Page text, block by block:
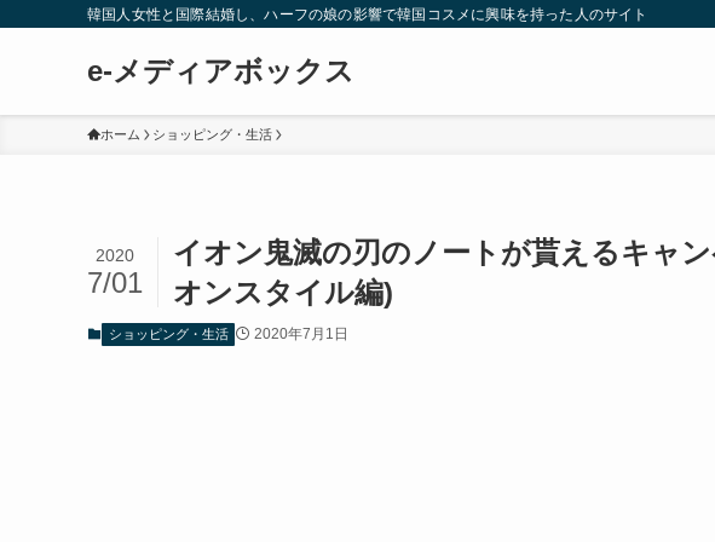
韓国人女性と国際結婚し、ハーフの娘の影響で韓国コスメに興味を持った人のサイト
e-メディアボックス
ホーム ショッピング・生活
イオン鬼滅の刃のノートが貰えるキャ
オンスタイル編)
2020
7/01
ショッピング・生活 2020年7月1日